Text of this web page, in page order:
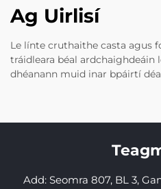
Ag Uirlisí
Le línte cruthaithe casta agus
tráidleara béal ardchaighdeáin
dhéanann muid inar bpáirtí
Add: Seomra 807, BL 3,